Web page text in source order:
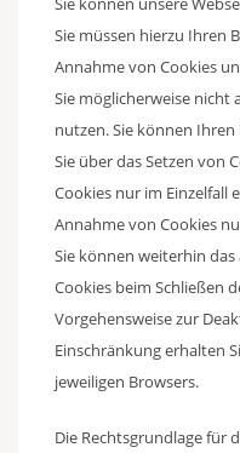
Sie müssen hierzu Ihren
Annahme von Cookies
Sie möglicherweise nicht
nutzen. Sie können
Sie über das Setzen von
Cookies nur im Einzelfall
Annahme von Cookies
Sie können weiterhin
Cookies beim Schließen
Vorgehensweise zur
Einschränkung erhalten
jeweiligen Browsers.
Die Rechtsgrundlage für